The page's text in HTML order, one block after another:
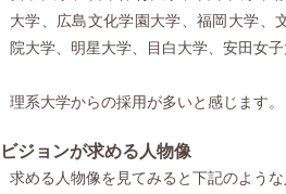
大学、広島文化学園大学、福岡大学、
院大学、明星大学、目白大学、安田女
理系大学からの採用が多いと感じます。
ビジョンが求める人物像
求める人物像を見てみると下記のような